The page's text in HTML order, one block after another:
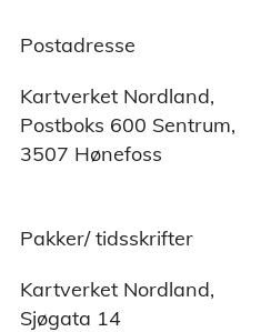
Postadresse
Kartverket Nordland,
Postboks 600 Sentrum,
3507 Hønefoss
Pakker/ tidsskrifter
Kartverket Nordland,
Sjøgata 14